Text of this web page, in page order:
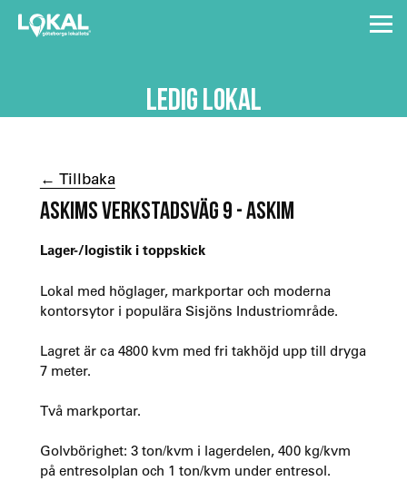
LEDIG LOKAL
← Tillbaka
ASKIMS VERKSTADSVÄG 9 - ASKIM
Lager-/logistik i toppskick
Lokal med höglager, markportar och moderna
kontorsytor i populära Sisjöns Industriområde.
Lagret är ca 4800 kvm med fri takhöjd upp till dryga
7 meter.
Två markportar.
Golvbörighet: 3 ton/kvm i lagerdelen, 400 kg/kvm
på entresolplan och 1 ton/kvm under entresol.